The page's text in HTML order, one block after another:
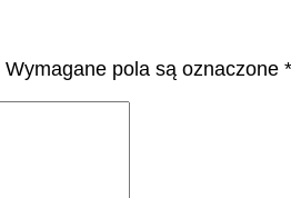
Wymagane pola są oznaczone *